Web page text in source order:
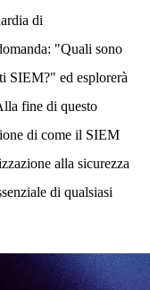
di
"Quali sono
SIEM?" ed esplorerà
fine di questo
di come il SIEM
alla sicurezza
di qualsiasi